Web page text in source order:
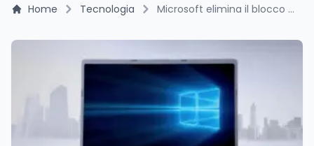
Home Tecnologia Microsoft elimina il blocco all'aggiornamento Windows 11 24H2: risolto il bug del driver SenseShield